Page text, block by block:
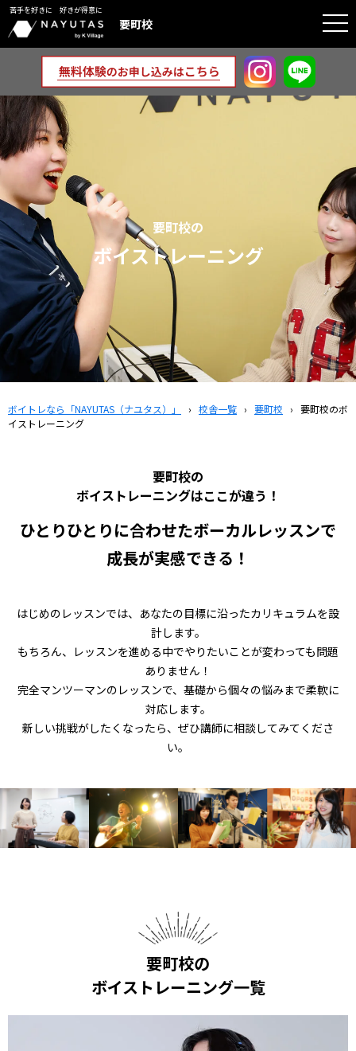
苦手を好きに 好きが得意に
要町校
要町校の
ボイストレーニング
ボイトレなら「NAYUTAS（ナユタス）」 › 校舎一覧 › 要町校 › 要町校のボ
イストレーニング
要町校の
ボイストレーニングはここが違う！
ひとりひとりに合わせたボーカルレッスンで
成長が実感できる！
はじめのレッスンでは、あなたの目標に沿ったカリキュラムを設
計します。
もちろん、レッスンを進める中でやりたいことが変わっても問題
ありません！
完全マンツーマンのレッスンで、基礎から個々の悩みまで柔軟に
対応します。
新しい挑戦がしたくなったら、ぜひ講師に相談してみてくださ
い。
要町校の
ボイストレーニング一覧